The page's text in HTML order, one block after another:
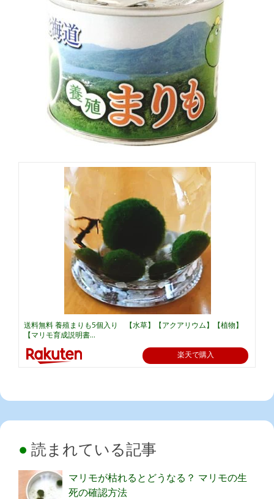
送料無料 養殖まりも5個入り 【水草】【アクアリウム】【植物】
【マリモ育成説明書...
楽天で購入
読まれている記事
マリモが枯れるとどうなる？ マリモの生
死の確認方法